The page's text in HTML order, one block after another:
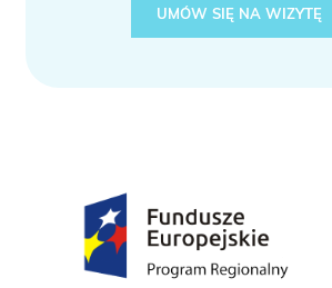
UMÓW SIĘ NA WIZYTĘ